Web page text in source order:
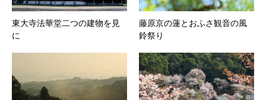
東大寺法華堂二つの建物を見
に
藤原京の蓮とおふさ観音の風
鈴祭り